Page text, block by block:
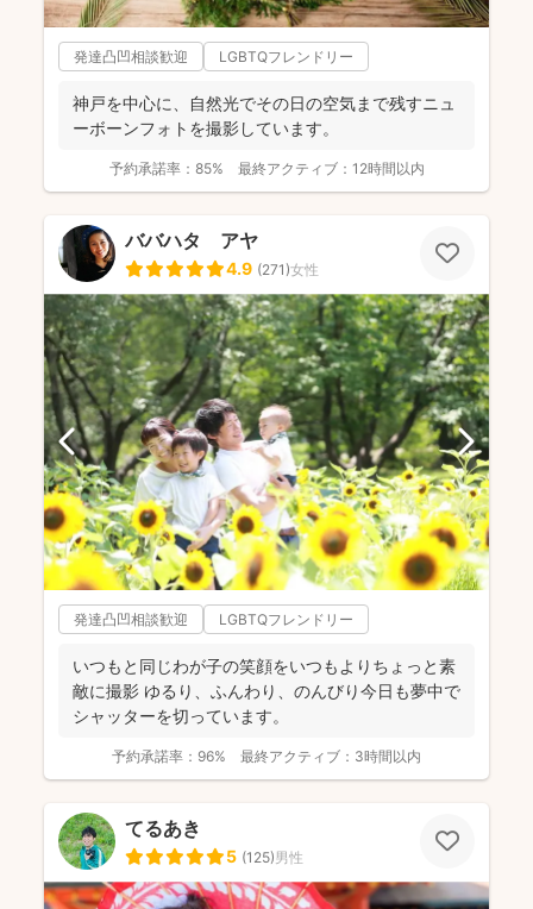
発達凸凹相談歓迎 LGBTQフレンドリー
神戸を中心に、自然光でその日の空気まで残すニュ
ーボーンフォトを撮影しています。
予約承諾率： 85% 最終アクティブ： 12時間以内
ババハタ アヤ
4.9 (271)女性
発達凸凹相談歓迎 LGBTQフレンドリー
いつもと同じわが子の笑顔をいつもよりちょっと素
敵に撮影 ゆるり、ふんわり、のんびり今日も夢中で
シャッターを切っています。
予約承諾率： 96% 最終アクティブ： 3時間以内
てるあき
5 (125)男性